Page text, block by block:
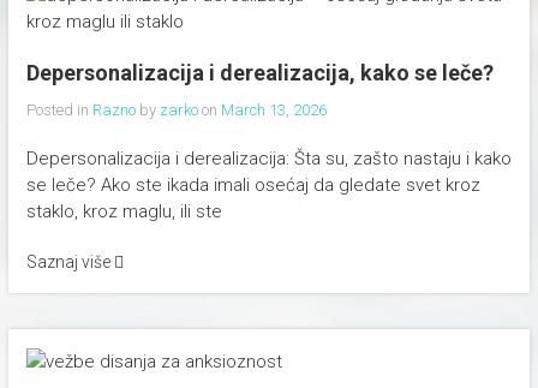
Depersonalizacija i derealizacija, kako se leče?
Posted in Razno by zarko on March 13, 2026
Depersonalizacija i derealizacija: Šta su, zašto nastaju i kako
se leče? Ako ste ikada imali osećaj da gledate svet kroz
staklo, kroz maglu, ili ste
Saznaj više